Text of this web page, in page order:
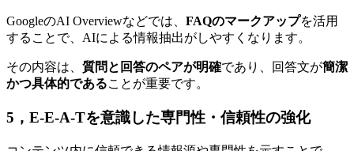
GoogleのAI Overviewなどでは、 FAQのマークアップを活用
することで、AIによる情報抽出がしやすくなります。
その内容は、 質問と回答のペアが明確であり、回答文が簡潔
かつ具体的であることが重要です。
5，E-E-A-Tを意識した専門性・信頼性の強化